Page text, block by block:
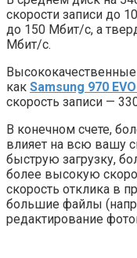
скорости записи до
до 150 Мбит/с, а
Мбит/с.
как Samsung 970
скорость записи —
В конечном счете,
влияет на всю вашу
быструю загрузку,
более высокую
скорость отклика в
большие файлы
редактирование